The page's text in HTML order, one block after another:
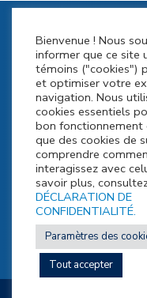
900 Riverside Drive
Tel :450-672-7360
Contactez Nous
Comment s’y
Déclaration de
Bottin des
Bienvenue ! Nous
informer que ce site
témoins ("cookies")
et optimiser votre
navigation. Nous
cookies essentiels
bon fonctionnement
que des cookies de
comprendre
interagissez avec
savoir plus,
DÉCLARATION DE
CONFIDENTIALITÉ.
Paramètres des
Tout accepter